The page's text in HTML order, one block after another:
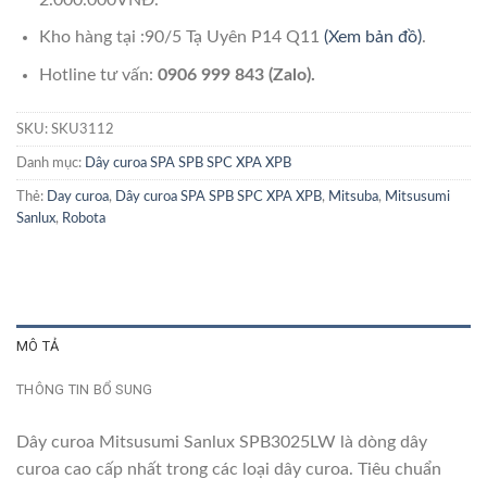
Kho hàng tại :90/5 Tạ Uyên P14 Q11 (Xem bản đồ).
Hotline tư vấn: 0906 999 843 (Zalo).
SKU: SKU3112
Danh mục: Dây curoa SPA SPB SPC XPA XPB
Thẻ: Day curoa, Dây curoa SPA SPB SPC XPA XPB, Mitsuba, Mitsusumi
Sanlux, Robota
MÔ TẢ
THÔNG TIN BỔ SUNG
Dây curoa Mitsusumi Sanlux SPB3025LW là dòng dây
curoa cao cấp nhất trong các loại dây curoa. Tiêu chuẩn